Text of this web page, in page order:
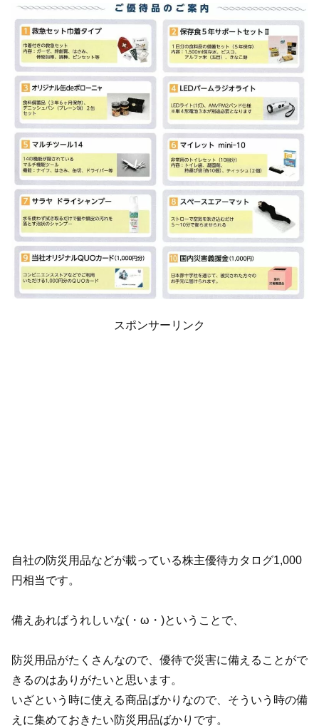
スポンサーリンク
自社の防災用品などが載っている株主優待カタログ1,000
円相当です。
備えあればうれしいな(・ω・)ということで、
防災用品がたくさんなので、優待で災害に備えることがで
きるのはありがたいと思います。
いざという時に使える商品ばかりなので、そういう時の備
えに集めておきたい防災用品ばかりです。